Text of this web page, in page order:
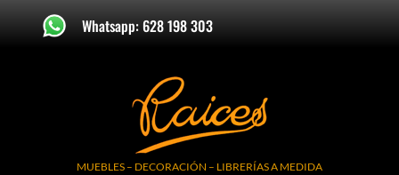
Whatsapp: 628 198 303
MUEBLES – DECORACIÓN – LIBRERÍAS A MEDIDA